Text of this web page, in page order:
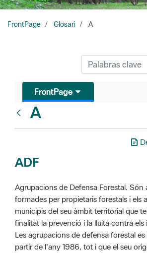
FrontPage Glosari A
FrontPage
A
ADF
Agrupacions de Defensa Forestal. Són
formades per propietaris forestals i els
municipis del seu àmbit territorial que
finalitat la prevenció i la lluita contra els
Les agrupacions de defensa forestal
partir de l'any 1986, tot i que el seu